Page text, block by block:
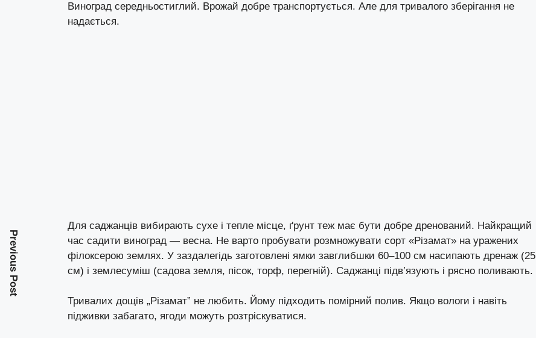
Виноград середньостиглий. Врожай добре транспортується. Але для тривалого зберігання не
надається.
Для саджанців вибирають сухе і тепле місце, ґрунт теж має бути добре дренований. Найкращий
час садити виноград — весна. Не варто пробувати розмножувати сорт «Різамат» на уражених
філоксерою землях. У заздалегідь заготовлені ямки завглибшки 60–100 см насипають дренаж (25
см) і землесуміш (садова земля, пісок, торф, перегній). Саджанці підв’язують і рясно поливають.
Тривалих дощів „Різамат” не любить. Йому підходить помірний полив. Якщо вологи і навіть
підживки забагато, ягоди можуть розтріскуватися.
Previous Post